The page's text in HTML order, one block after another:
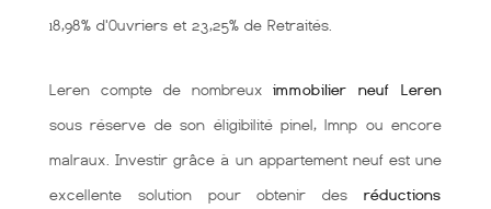
18,98% d'Ouvriers et 23,25% de Retraités.
Leren compte de nombreuximmobilier neuf Leren
sous réserve de son éligibilité pinel, lmnp ou encore
malraux. Investir grâce à un appartement neuf est une
excellente solution pour obtenir des réductions